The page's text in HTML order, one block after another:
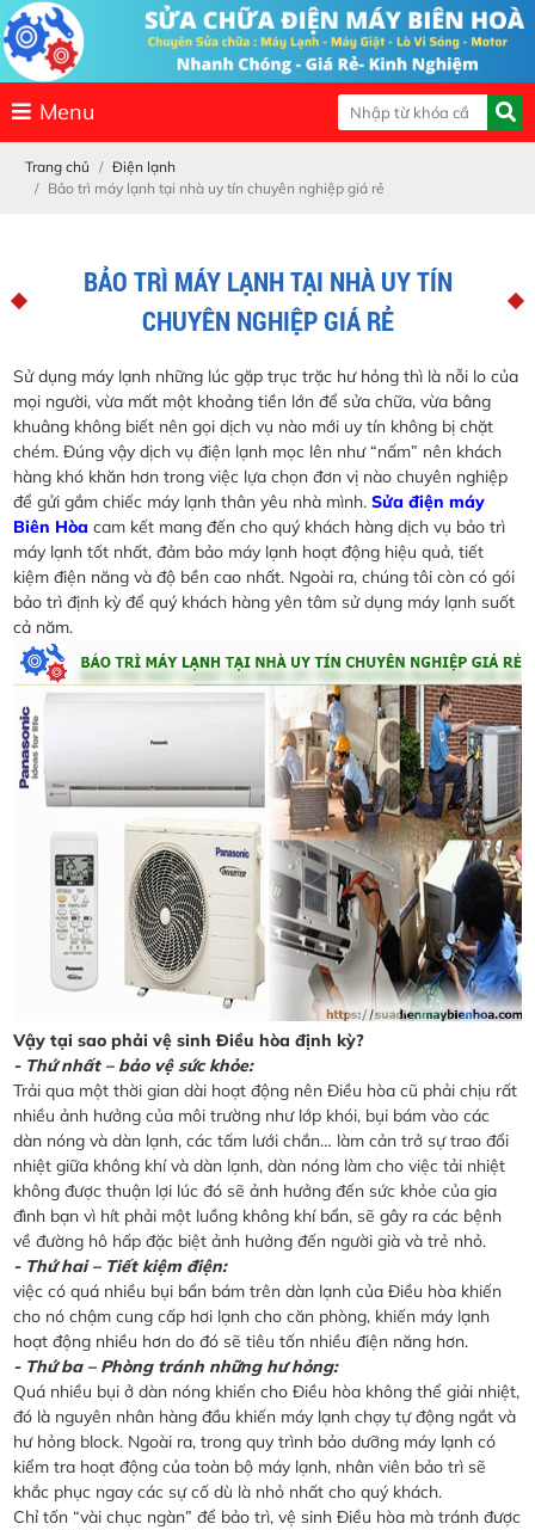
Menu
Trang chủ
Điện lạnh
Bảo trì máy lạnh tại nhà uy tín chuyên nghiệp giá rẻ
BẢO TRÌ MÁY LẠNH TẠI NHÀ UY TÍN
CHUYÊN NGHIỆP GIÁ RẺ
Sử dụng máy lạnh những lúc gặp trục trặc hư hỏng thì là nỗi lo của
mọi người, vừa mất một khoảng tiền lớn để sửa chữa, vừa bâng
khuâng không biết nên gọi dịch vụ nào mới uy tín không bị chặt
chém. Đúng vậy dịch vụ điện lạnh mọc lên như “nấm” nên khách
hàng khó khăn hơn trong việc lựa chọn đơn vị nào chuyên nghiệp
để gửi gắm chiếc máy lạnh thân yêu nhà mình.Sửa điện máy
Biên Hòa cam kết mang đến cho quý khách hàng dịch vụ bảo trì
máy lạnh tốt nhất, đảm bảo máy lạnh hoạt động hiệu quả, tiết
kiệm điện năng và độ bền cao nhất. Ngoài ra, chúng tôi còn có gói
bảo trì định kỳ để quý khách hàng yên tâm sử dụng máy lạnh suốt
cả năm.
Vậy tại sao phải vệ sinh Điều hòa định kỳ?
- Thứ nhất – bảo vệ sức khỏe:
Trải qua một thời gian dài hoạt động nên Điều hòa cũ phải chịu rất
nhiều ảnh hưởng của môi trường như lớp khói, bụi bám vào các
dàn nóng và dàn lạnh, các tấm lưới chắn… làm cản trở sự trao đổi
nhiệt giữa không khí và dàn lạnh, dàn nóng làm cho việc tải nhiệt
không được thuận lợi lúc đó sẽ ảnh hưởng đến sức khỏe của gia
đình bạn vì hít phải một luồng không khí bẩn, sẽ gây ra các bệnh
về đường hô hấp đặc biệt ảnh hưởng đến người già và trẻ nhỏ.
- Thứ hai – Tiết kiệm điện:
việc có quá nhiều bụi bẩn bám trên dàn lạnh của Điều hòa khiến
cho nó chậm cung cấp hơi lạnh cho căn phòng, khiến máy lạnh
hoạt động nhiều hơn do đó sẽ tiêu tốn nhiều điện năng hơn.
- Thứ ba – Phòng tránh những hư hỏng:
Quá nhiều bụi ở dàn nóng khiến cho Điều hòa không thể giải nhiệt,
đó là nguyên nhân hàng đầu khiến máy lạnh chạy tự động ngắt và
hư hỏng block. Ngoài ra, trong quy trình bảo dưỡng máy lạnh có
kiểm tra hoạt động của toàn bộ máy lạnh, nhân viên bảo trì sẽ
khắc phục ngay các sự cố dù là nhỏ nhất cho quý khách.
Chỉ tốn “vài chục ngàn” để bảo trì, vệ sinh Điều hòa mà tránh được